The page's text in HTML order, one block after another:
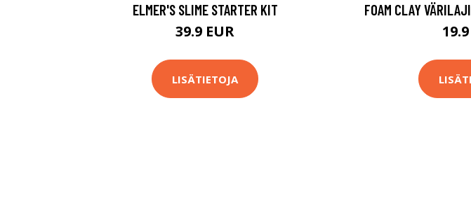
ELMER'S SLIME STARTER KIT
39.9 EUR
LISÄTIETOJA
FOAM CLAY